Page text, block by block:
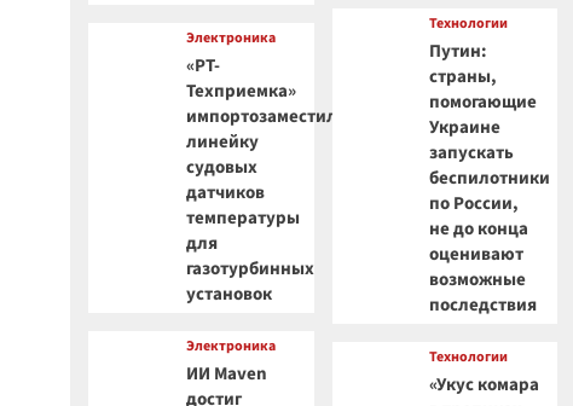
Электроника
«РТ-
Техприемка»
импортозаместила
линейку
судовых
датчиков
температуры
для
газотурбинных
установок
Электроника
ИИ Maven
достиг
Технологии
Путин:
страны,
помогающие
Украине
запускать
беспилотники
по России,
не до конца
оценивают
возможные
последствия
Технологии
«Укус комара